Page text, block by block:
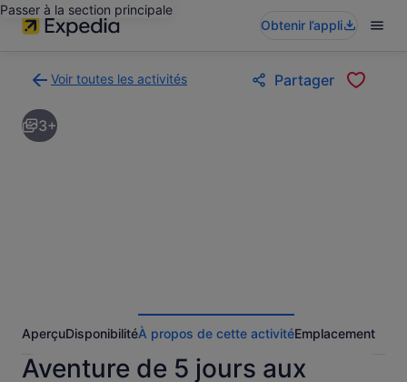
Passer à la section principale
Obtenir l’appli
Voir toutes les activités
à
la
page
Partager
3+
AperçuDisponibilitéÀ propos de cette activitéEmplacement
Aventure de 5 jours aux